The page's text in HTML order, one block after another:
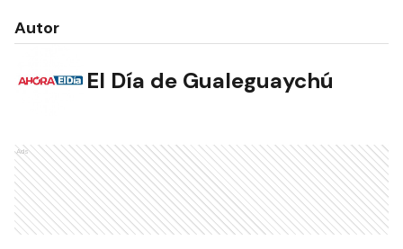
Autor
El Día de Gualeguaychú
Ads